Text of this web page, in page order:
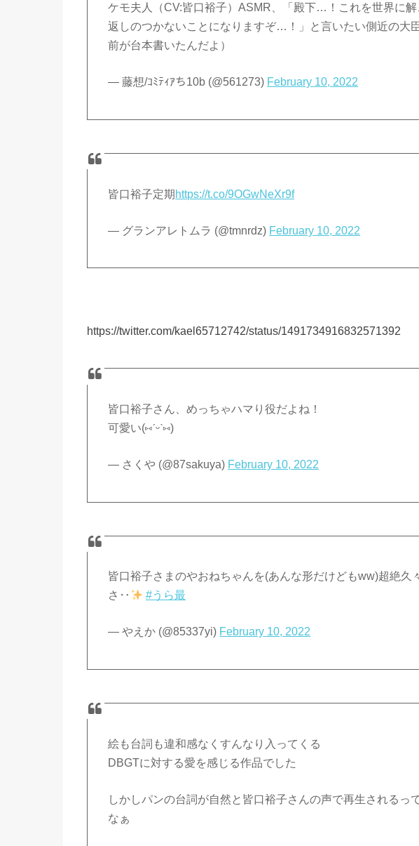
ケモ夫人（CV:皆口裕子）ASMR、「殿下…！これを世界に解
返しのつかないことになりますぞ…！」と言いたい側近の大
前が台本書いたんだよ）
— 藤想/ｺﾐﾃｨｱち10b (@561273) February 10, 2022
皆口裕子定期 https://t.co/9OGwNeXr9f
— グランアレトムラ (@tmnrdz) February 10, 2022
https://twitter.com/kael65712742/status/1491734916832571392
皆口裕子さん、めっちゃハマり役だよね！
可愛い(⑅ˊᵕˋ⑅)
— さくや (@87sakuya) February 10, 2022
皆口裕子さまのやおねちゃんを(あんな形だけどもww)超絶久
さ‥
#うら最
— やえか (@85337yi) February 10, 2022
絵も台詞も違和感なくすんなり入ってくる
DBGTに対する愛を感じる作品でした
しかしパンの台詞が自然と皆口裕子さんの声で再生されるっ
なぁ